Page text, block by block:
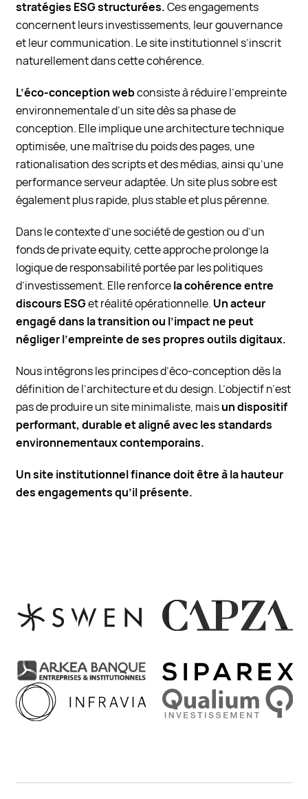
stratégies ESG structurées.Ces engagements
concernent leurs investissements, leur gouvernance
et leur communication. Le site institutionnel s’inscrit
naturellement dans cette cohérence.
L’éco-conception webconsiste à réduire l’empreinte
environnementale d’un site dès sa phase de
conception. Elle implique une architecture technique
optimisée, une maîtrise du poids des pages, une
rationalisation des scripts et des médias, ainsi qu’une
performance serveur adaptée. Un site plus sobre est
également plus rapide, plus stable et plus pérenne.
Dans le contexte d’une société de gestion ou d’un
fonds de private equity, cette approche prolonge la
logique de responsabilité portée par les politiques
d’investissement. Elle renforcela cohérence entre
discours ESGet réalité opérationnelle. Un acteur
engagé dans la transition ou l’impact ne peut
négliger l’empreinte de ses propres outils digitaux.
Nous intégrons les principes d’éco-conception dès la
définition de l’architecture et du design. L’objectif n’est
pas de produire un site minimaliste, maisun dispositif
performant, durable et aligné avec les standards
environnementaux contemporains.
Un site institutionnel finance doit être à la hauteur
des engagements qu’il présente.